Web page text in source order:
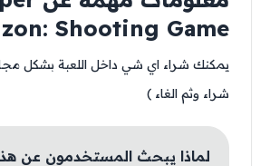
Shooting Game
يمكنك شراء اي شي داخل اللعبة بشكل
شراء وثم الغاء )
لماذا يبحث المستخدمون عن